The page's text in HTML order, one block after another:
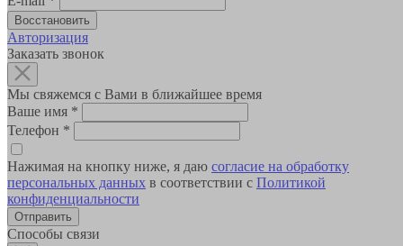
Авторизация
Заказать звонок
Мы свяжемся с Вами в ближайшее время
Ваше имя *
Телефон *
Нажимая на кнопку ниже, я даю согласие на обработку
персональных данных в соответствии с Политикой
конфиденциальности
Способы связи